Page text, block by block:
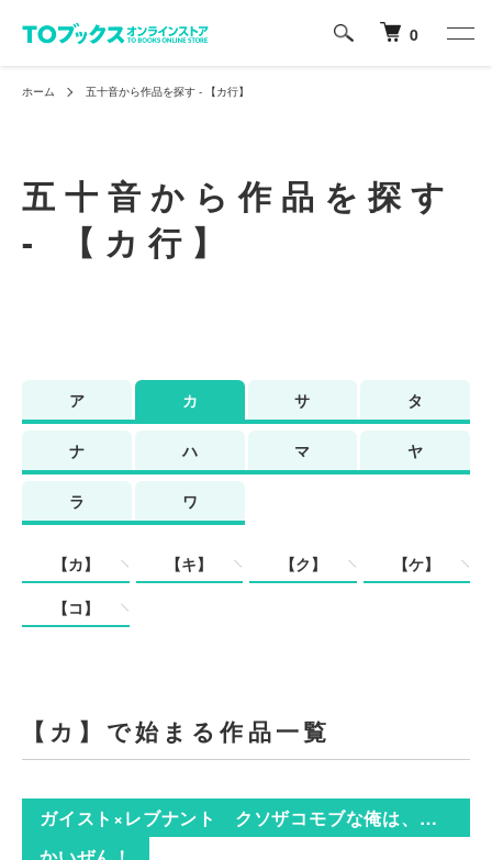
0
ホーム 五十音から作品を探す - 【カ行】
五十音から作品を探す
- 【カ行】
ア カ サ タ
ナ ハ マ ヤ
ラ ワ
【カ】 【キ】 【ク】
【ケ】
【コ】
【カ】で始まる作品一覧
ガイスト×レブナント クソザコモブな俺は、相棒の精霊を美少女に進化させて最強に！